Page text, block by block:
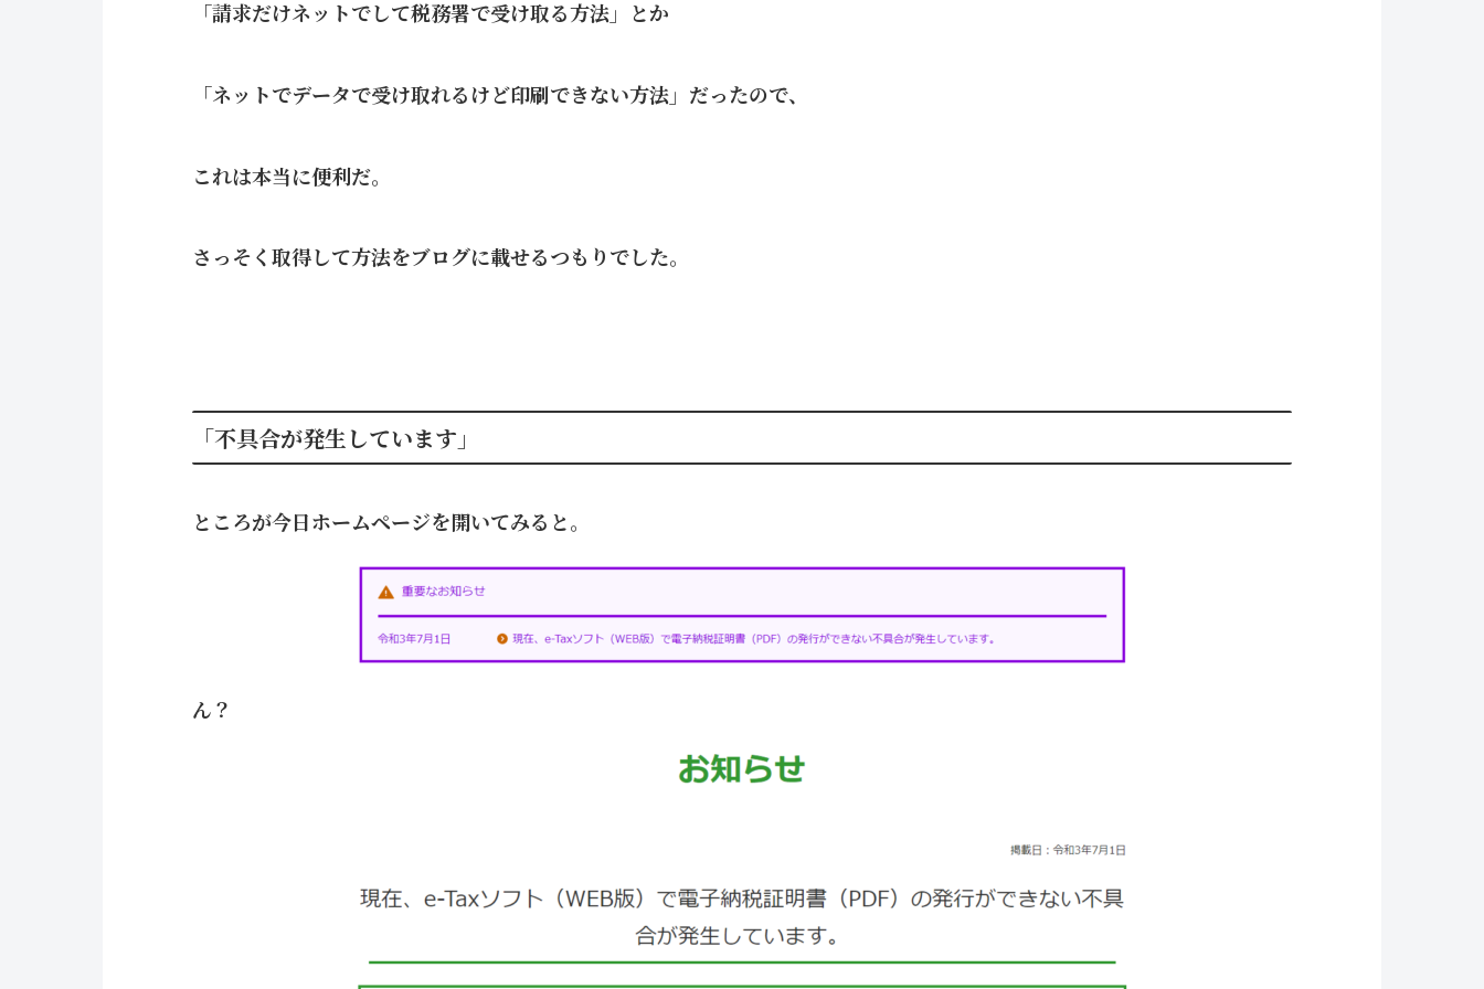
「請求だけネットでして税務署で受け取る方法」とか
「ネットでデータで受け取れるけど印刷できない方法」だったので、
これは本当に便利だ。
さっそく取得して方法をブログに載せるつもりでした。
「不具合が発生しています」
ところが今日ホームページを開いてみると。
ん？